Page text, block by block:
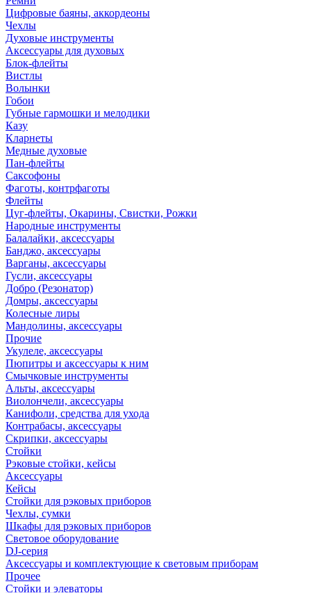
Цифровые баяны, аккордеоны
Чехлы
Духовые инструменты
Аксессуары для духовых
Блок-флейты
Вистлы
Волынки
Гобои
Губные гармошки и мелодики
Казу
Кларнеты
Медные духовые
Пан-флейты
Саксофоны
Фаготы, контрфаготы
Флейты
Цуг-флейты, Окарины, Свистки, Рожки
Народные инструменты
Балалайки, аксессуары
Банджо, аксессуары
Варганы, аксессуары
Гусли, аксессуары
Добро (Резонатор)
Домры, аксессуары
Колесные лиры
Мандолины, аксессуары
Прочие
Укулеле, аксессуары
Пюпитры и аксессуары к ним
Смычковые инструменты
Альты, аксессуары
Виолончели, аксессуары
Канифоли, средства для ухода
Контрабасы, аксессуары
Скрипки, аксессуары
Стойки
Рэковые стойки, кейсы
Аксессуары
Кейсы
Стойки для рэковых приборов
Чехлы, сумки
Шкафы для рэковых приборов
Световое оборудование
DJ-серия
Аксессуары и комплектующие к световым приборам
Прочее
Стойки и элеваторы